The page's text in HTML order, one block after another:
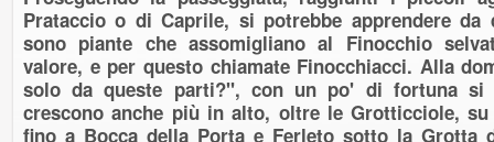
Prataccio o di Caprile, si potrebbe apprendere da
sono piante che assomigliano al Finocchio
valore, e per questo chiamate Finocchiacci. Alla
solo da queste parti?", con un po' di fortuna si
crescono anche più in alto, oltre le Grotticciole,
fino a Bocca della Porta e Ferleto sotto la Grotta